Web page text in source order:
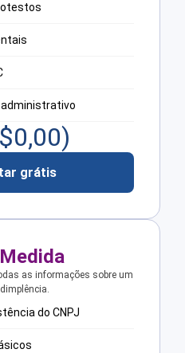
0,00)
grátis
as informações sobre um
do CNPJ